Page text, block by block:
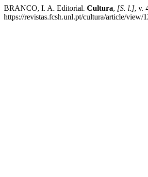
BRANCO, I. A. Editorial. Cultura, [S. l.], v.
https://revistas.fcsh.unl.pt/cultura/article/view/